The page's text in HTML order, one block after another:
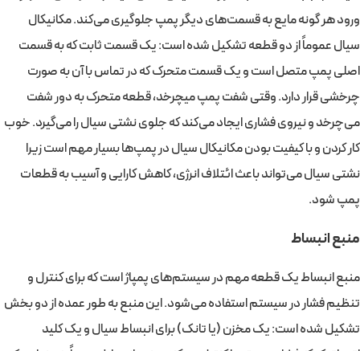
ورود هر گونه مایع به قسمت‌های دیگر پمپ جلوگیری می‌کند. مکانیکال
سیال عموماً از دو قطعه تشکیل شده است: یک قسمت ثابت که به قسمت
اصلی پمپ متصل است و یک قسمت متحرک که در تماس با آن به صورت
چرخشی قرار دارد. وقتی شفت پمپ میچرخد، قطعه متحرک به دور شفت
می‌چرخد و نیروی فشاری ایجاد می‌کند که جلوی نشتی سیال را می‌گیرد. خوب
کار کردن و با کیفیت بودن مکانیکال سیال در پمپ‌ها بسیار مهم است زیرا
نشتی سیال می‌تواند باعث ائتلاف انرژی، کاهش کارایی و آسیب به قطعات
پمپ شود.
منبع انبساط
منبع انبساط یک قطعه مهم در سیستم‌های پمپاژ است که برای کنترل و
تنظیم فشار در سیستم استفاده می‌شود. این منبع به طور عمده از دو بخش
تشکیل شده است: یک مخزن (یا تانک) برای انبساط سیال و یک کلید